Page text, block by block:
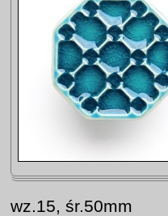
wz.15, śr.50mm